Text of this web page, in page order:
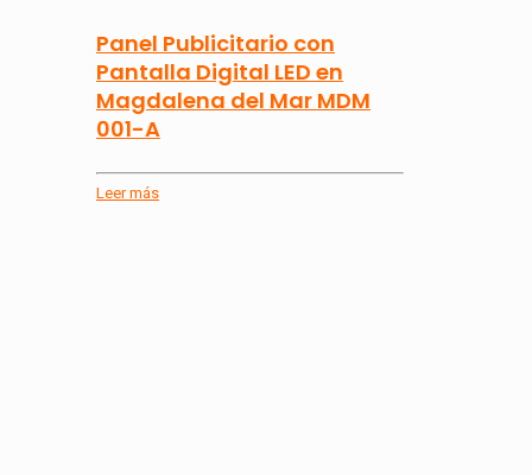
Panel Publicitario con
Pantalla Digital LED en
Magdalena del Mar MDM
001-A
Leer más